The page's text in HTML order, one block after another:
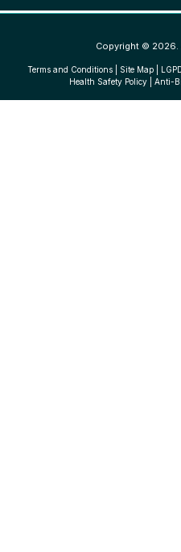
Copyright © 2026.
Terms and Conditions| Site Map|
Health Safety Policy| Anti-